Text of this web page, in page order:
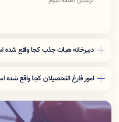
دبیرخانه هیات جذب کجا واقع شده
لرستان ،طبقه سوم
امور فارغ التحصیلان کجا واقع شده
كيلومتر٤ جاده خرم آباد-
لرستان ،طبقه سوم